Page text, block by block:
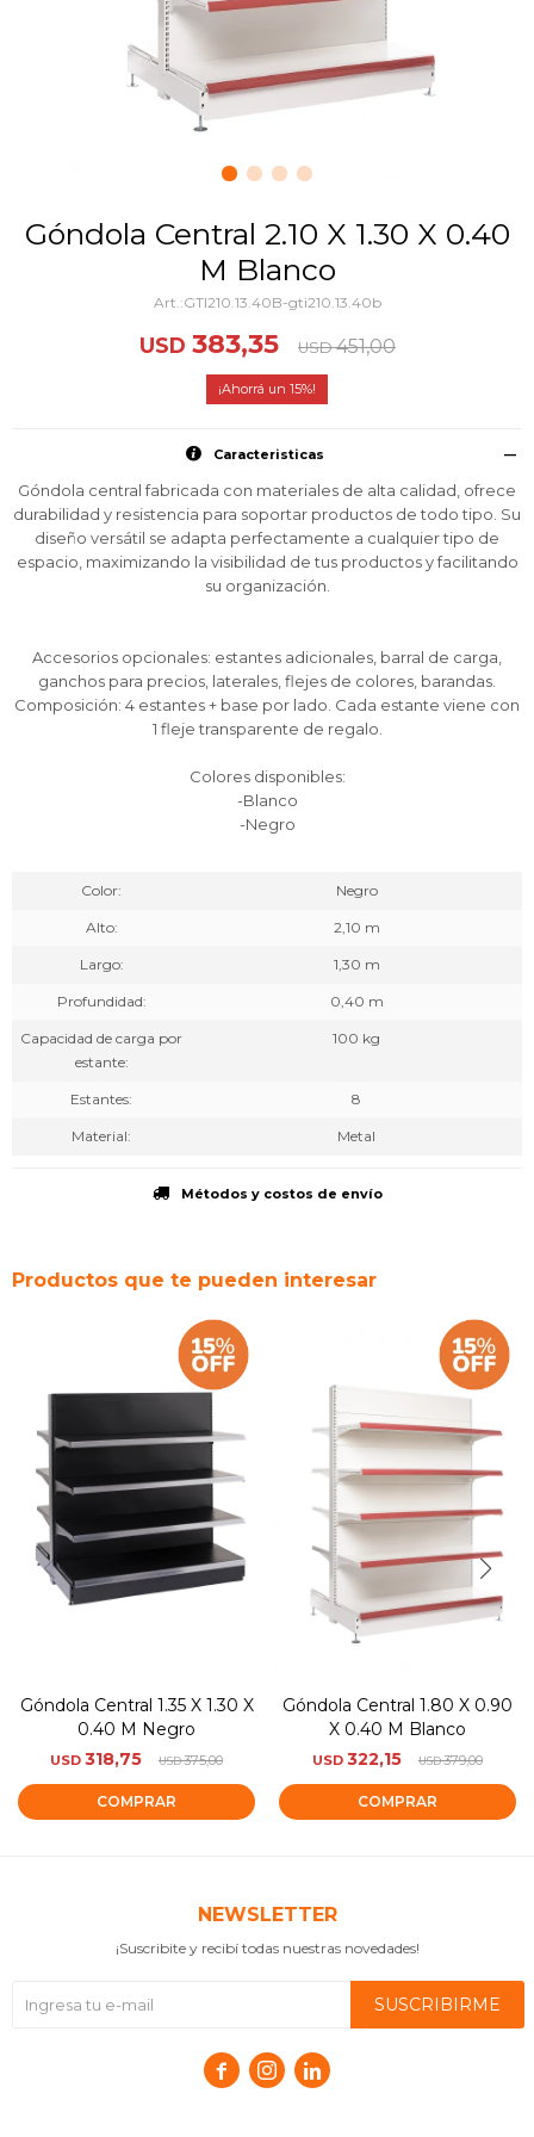
Góndola Central 2.10 X 1.30 X 0.40
M Blanco
GTI210.13.40B-gti210.13.40b
USD 383,35 USD 451,00
15
Caracteristicas
Góndola central fabricada con materiales de alta calidad, ofrece
durabilidad y resistencia para soportar productos de todo tipo. Su
diseño versátil se adapta perfectamente a cualquier tipo de
espacio, maximizando la visibilidad de tus productos y facilitando
su organización.
Accesorios opcionales: estantes adicionales, barral de carga,
ganchos para precios, laterales, flejes de colores, barandas.
Composición: 4 estantes + base por lado. Cada estante viene con
1 fleje transparente de regalo.
Colores disponibles:
-Blanco
-Negro
Color Negro
Alto 2,10 m
Largo 1,30 m
Profundidad 0,40 m
Capacidad de carga por
estante
100 kg
Estantes 8
Material Metal
Métodos y costos de envío
Productos que te pueden interesar
Góndola Central 1.35 X 1.30 X
0.40 M Negro
USD 318,75 USD375,00
Góndola Central 1.80 X 0.90
X 0.40 M Blanco
USD 322,15 USD379,00
NEWSLETTER
¡Suscribite y recibí todas nuestras novedades!
SUSCRIBIRME
  